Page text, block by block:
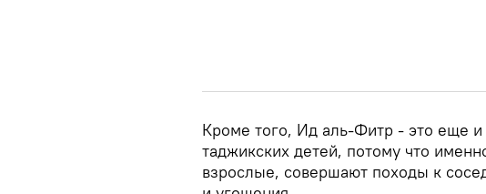
Кроме того, Ид аль-Фитр - это еще и
таджикских детей, потому что
взрослые, совершают походы к